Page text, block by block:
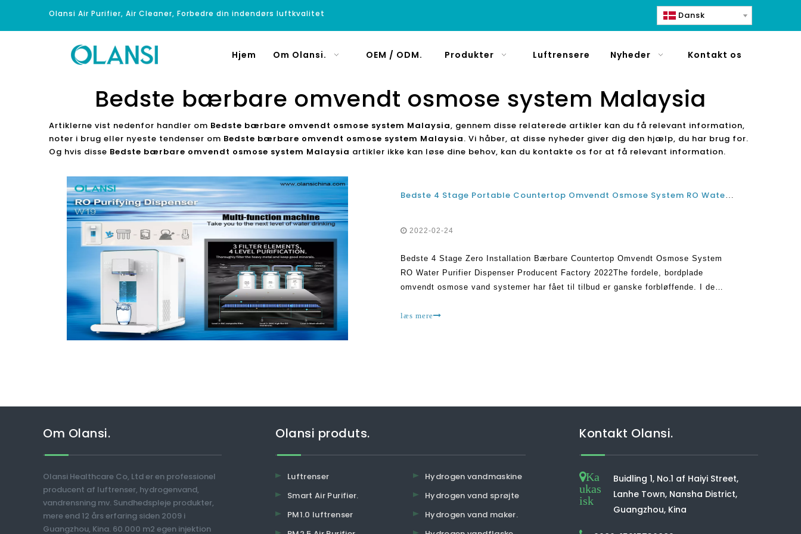
Olansi Air Purifier, Air Cleaner, Forbedre din indendørs luftkvalitet Dansk
Hjem Om Olansi. OEM / ODM. Produkter Luftrensere Nyheder Kontakt os
Bedste bærbare omvendt osmose system Malaysia
Artiklerne vist nedenfor handler om Bedste bærbare omvendt osmose system Malaysia, gennem disse relaterede artikler kan du få relevant information,
noter i brug eller nyeste tendenser om Bedste bærbare omvendt osmose system Malaysia. Vi håber, at disse nyheder giver dig den hjælp, du har brug for.
Og hvis disse Bedste bærbare omvendt osmose system Malaysia artikler ikke kan løse dine behov, kan du kontakte os for at få relevant information.
Bedste 4 Stage Portable Countertop Omvendt Osmose System RO Water Purifier Dispenser Producent Factory 2022
2022-02-24
Bedste 4 Stage Zero Installation Bærbare Countertop Omvendt Osmose System
RO Water Purifier Dispenser Producent Factory 2022The fordele, bordplade
omvendt osmose vand systemer har fået til tilbud er ganske forbløffende. I de
os
læs mere
Om Olansi.
Olansi Healthcare Co, Ltd er en professionel
producent af luftrenser, hydrogenvand,
vandrensning mv. Sundhedspleje produkter,
mere end 12 års erfaring siden 2009 i
Guangzhou, Kina. 60.000 m2 egen injektion
Olansi produts.
Luftrenser
Smart Air Purifier.
PM1.0 luftrenser
Hydrogen vandmaskine
Hydrogen vand sprøjte
Hydrogen vand maker.
Kontakt Olansi.
Ka
ukas
isk
Buidling 1, No.1 af Haiyi Street,
Lanhe Town, Nansha District,
Guangzhou, Kina